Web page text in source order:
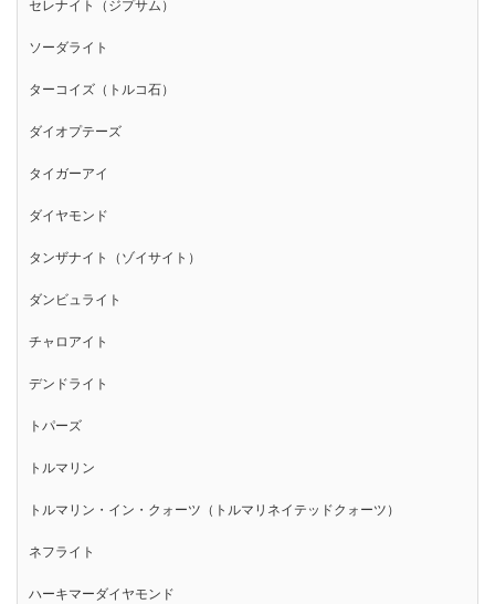
セレナイト（ジプサム）
ソーダライト
ターコイズ（トルコ石）
ダイオプテーズ
タイガーアイ
ダイヤモンド
タンザナイト（ゾイサイト）
ダンビュライト
チャロアイト
デンドライト
トパーズ
トルマリン
トルマリン・イン・クォーツ（トルマリネイテッドクォーツ）
ネフライト
ハーキマーダイヤモンド